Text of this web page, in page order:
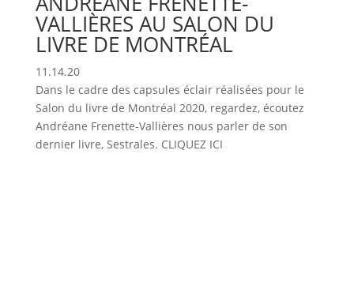
VALLIÈRES AU SALON DU
LIVRE DE MONTRÉAL
11.14.20
Dans le cadre des capsules éclair réalisées pour le
Salon du livre de Montréal 2020, regardez, écoutez
Andréane Frenette-Vallières nous parler de son
dernier livre, Sestrales. CLIQUEZ ICI